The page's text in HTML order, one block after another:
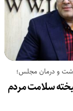
و درمان مجلس؛
سلامت مردم